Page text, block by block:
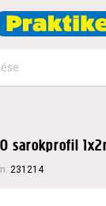
sarokprofil
: 231214